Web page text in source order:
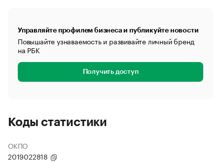
Управляйте профилем бизнеса и публикуйте новости
Повышайте узнаваемость и развивайте личный бренд
на РБК
Получить доступ
Коды статистики
ОКПО
2019022818